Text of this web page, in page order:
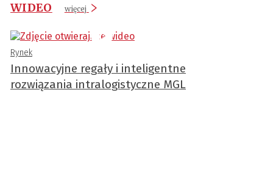
WIDEO
więcej
Rynek
Innowacyjne regały i inteligentne
rozwiązania intralogistyczne MGL